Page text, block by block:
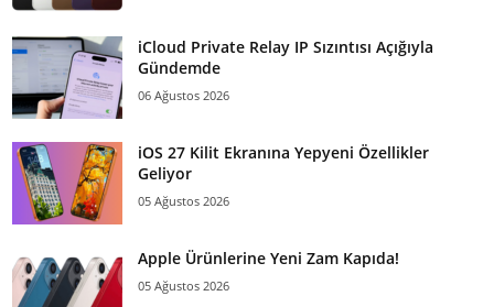
iCloud Private Relay IP Sızıntısı Açığıyla
Gündemde
06 Ağustos 2026
iOS 27 Kilit Ekranına Yepyeni Özellikler
Geliyor
05 Ağustos 2026
Apple Ürünlerine Yeni Zam Kapıda!
05 Ağustos 2026